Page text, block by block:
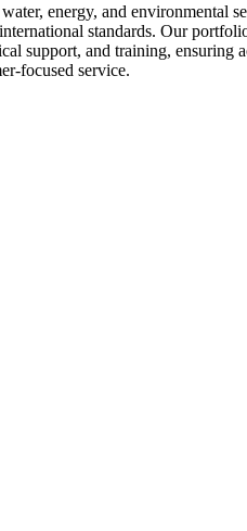
energy, and environmental
standards. Our
support, and training, ensuring
focused service.